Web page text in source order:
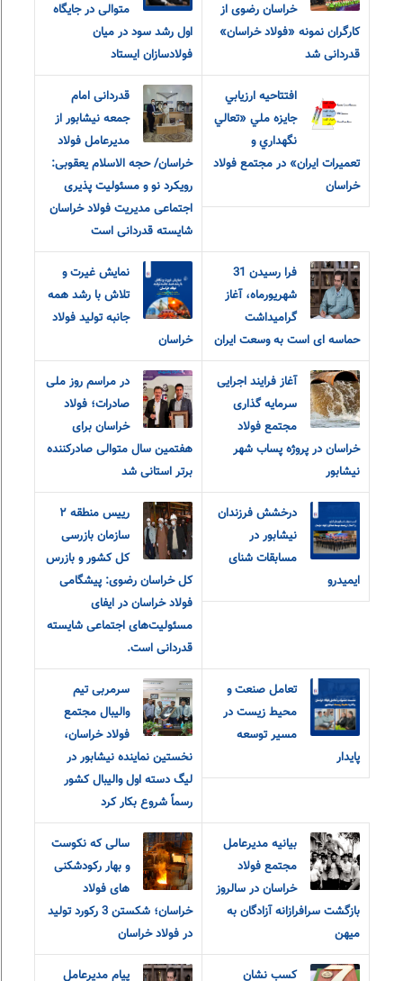
خراسان رضوی از
کارگران نمونه «فولاد خراسان»
قدردانی شد
متوالی در جایگاه
اول رشد سود در میان
فولادسازان ایستاد
افتتاحيه ارزيابي
جايزه ملي «تعالي
نگهداري و
تعميرات ايران» در مجتمع فولاد
خراسان
قدردانی امام
جمعه نیشابور از
مدیرعامل فولاد
خراسان/ حجه الاسلام یعقوبی:
رویکرد نو و مسئولیت پذیری
اجتماعی مدیریت فولاد خراسان
شایسته قدردانی است
فرا رسیدن 31
شهریورماه، آغاز
گرامیداشت
حماسه ای است به وسعت ایران
نمایش غیرت و
تلاش با رشد همه
جانبه تولید فولاد
خراسان
آغاز فرایند اجرایی
سرمایه گذاری
مجتمع فولاد
خراسان در پروژه پساب شهر
نیشابور
در مراسم روز ملی
صادرات؛ فولاد
خراسان برای
هفتمین سال متوالی صادرکننده
برتر استانی شد
درخشش فرزندان
نیشابور در
مسابقات شنای
ایمیدرو
رییس منطقه ٢
سازمان بازرسی
کل کشور و بازرس
کل خراسان رضوی: پیشگامی
فولاد خراسان در ایفای
مسئولیت‌های اجتماعی شایسته
قدردانی است.
تعامل صنعت و
محیط زیست در
مسیر توسعه
پایدار
سرمربی تیم
والیبال مجتمع
فولاد خراسان،
نخستین نماینده نیشابور در
لیگ دسته اول والیبال کشور
رسماً شروع بکار کرد
بیانیه مدیرعامل
مجتمع فولاد
خراسان در سالروز
بازگشت سرافرازانه آزادگان به
میهن
سالی که نکوست
و بهار رکودشکنی
های فولاد
خراسان؛ شکستن 3 رکورد تولید
در فولاد خراسان
کسب نشان پیام مدیرعامل